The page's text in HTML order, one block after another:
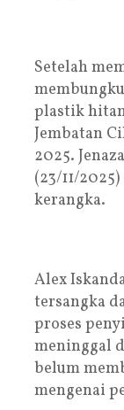
Setelah
plastik
Jembatan
2025.
(23/11/
kerangka.
Alex
tersangka
proses
meninggal
belum
mengenai